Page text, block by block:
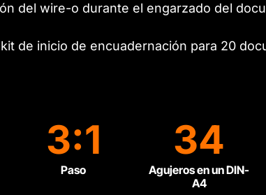
del wire-o durante el engarzado del
de inicio de encuadernación para 20
3:1
Paso
34
Agujeros en un DIN-
A4